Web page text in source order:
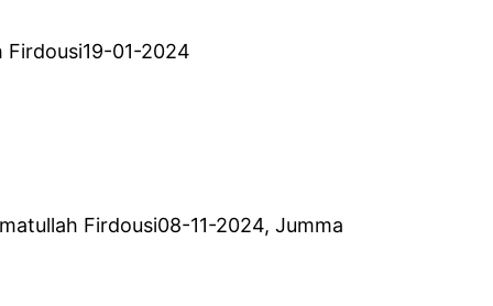
01-2024
Firdousi08-11-2024, Jumma